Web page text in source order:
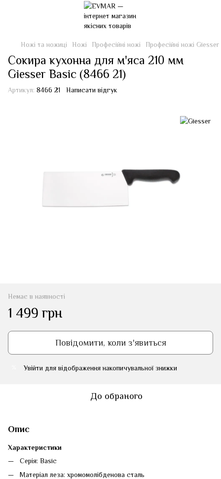
Ножі та ножиці Ножі Професійні ножі Професійні ножі Giesser
Сокира кухонна для м'яса 210 мм
Giesser Basic (8466 21)
Артикул: 8466 21 Написати відгук
Немає в наявності
1 499 грн
Повідомити, коли з'явиться
Увійти для відображення накопичувальної знижки
До обраного
Опис
Характеристики
Серія: Basic
Матеріал леза: хромомолібденова сталь